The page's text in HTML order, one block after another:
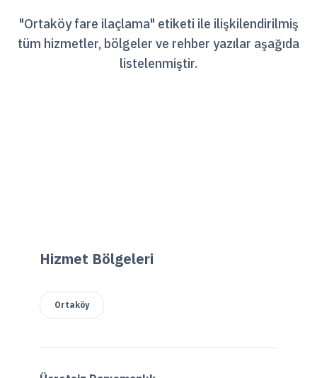
"Ortaköy fare ilaçlama" etiketi ile ilişkilendirilmiş
tüm hizmetler, bölgeler ve rehber yazılar aşağıda
listelenmiştir.
Hizmet Bölgeleri
Ortaköy